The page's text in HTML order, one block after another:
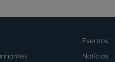
Eventos
Notícias